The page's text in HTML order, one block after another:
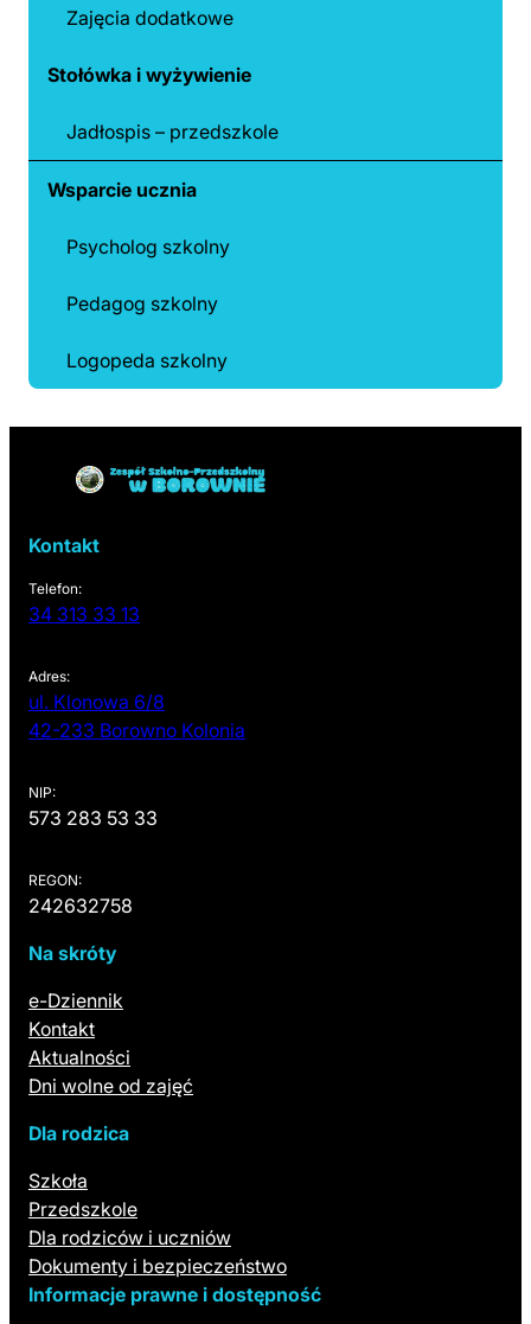
Zajęcia dodatkowe
Stołówka i wyżywienie
Jadłospis – przedszkole
Wsparcie ucznia
Psycholog szkolny
Pedagog szkolny
Logopeda szkolny
Kontakt
Telefon:
34 313 33 13
Adres:
ul. Klonowa 6/8
42-233 Borowno Kolonia
NIP:
573 283 53 33
REGON:
242632758
Na skróty
e-Dziennik
Kontakt
Aktualności
Dni wolne od zajęć
Dla rodzica
Szkoła
Przedszkole
Dla rodziców i uczniów
Dokumenty i bezpieczeństwo
Informacje prawne i dostępność